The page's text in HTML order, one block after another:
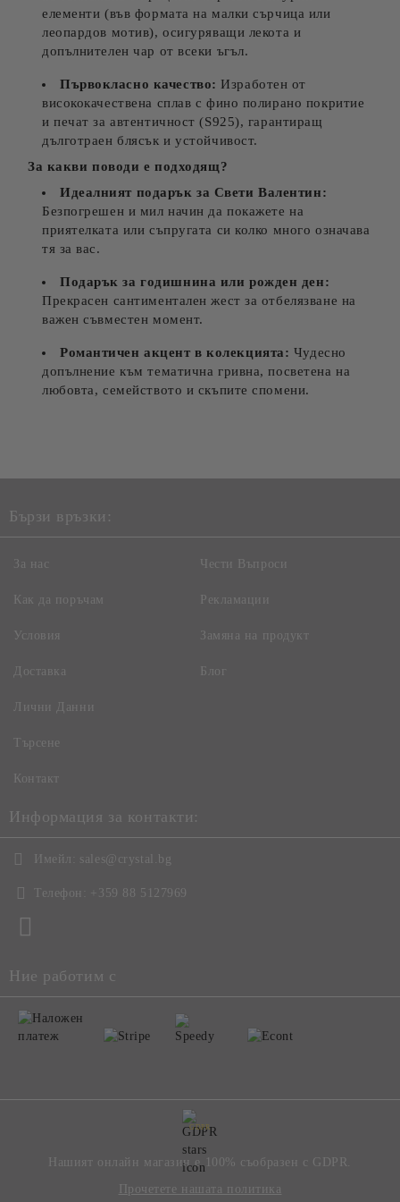
елементи (във формата на малки сърчица или
леопардов мотив), осигуряващи лекота и
допълнителен чар от всеки ъгъл.
Първокласно качество: Изработен от
висококачествена сплав с фино полирано покритие
и печат за автентичност (S925), гарантиращ
дълготраен блясък и устойчивост.
За какви поводи е подходящ?
Идеалният подарък за Свети Валентин:
Безпогрешен и мил начин да покажете на
приятелката или съпругата си колко много означава
тя за вас.
Подарък за годишнина или рожден ден:
Прекрасен сантиментален жест за отбелязване на
важен съвместен момент.
Романтичен акцент в колекцията: Чудесно
допълнение към тематична гривна, посветена на
любовта, семейството и скъпите спомени.
Бързи връзки:
За нас
Как да поръчам
Условия
Доставка
Чести Въпроси
Рекламации
Замяна на продукт
Блог
Лични Данни
Търсене
Контакт
Информация за контакти:
Имейл: sales@crystal.bg
Телефон: +359 88 5127969
Ние работим с
GDPR
Нашият онлайн магазин е 100% съобразен с GDPR.
Прочетете нашата политика